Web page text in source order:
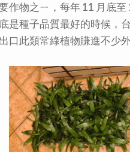
作物之ㄧ，每年 11 月底至
底是種子品質最好的時候，
出口此類常綠植物賺進不少外